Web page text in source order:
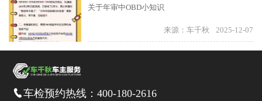
关于年审中OBD小知识
来源：车千秋 2025-12-07
车检预约热线： 400-180-2616